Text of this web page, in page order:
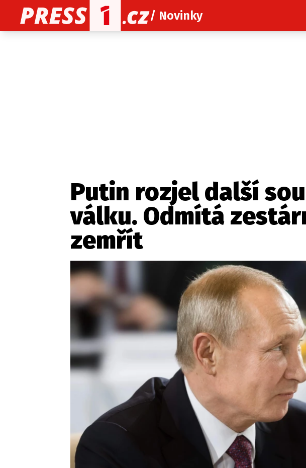
/ Novinky
Putin rozjel další
válku. Odmítá
zemřít